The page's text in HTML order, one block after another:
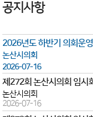
공지사항
2026년도 하반기 의회운
논산시의회
2026-07-16
제272회 논산시의회 임시
논산시의회
2026-07-16